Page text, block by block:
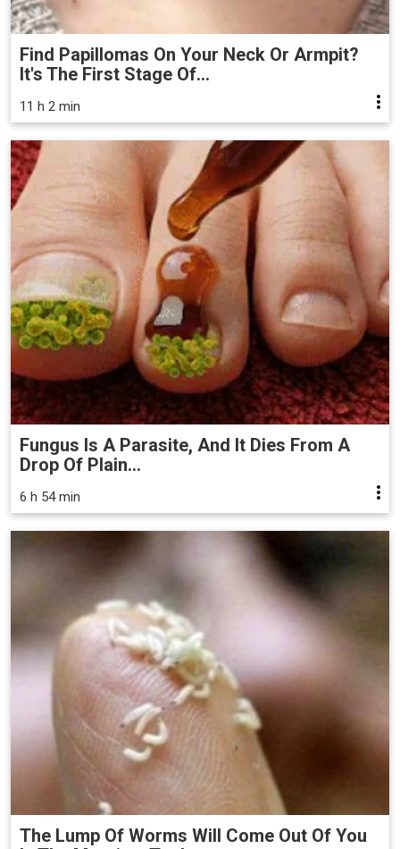
Find Papillomas On Your Neck Or Armpit?
It's The First Stage Of...
11 h 2 min
Fungus Is A Parasite, And It Dies From A
Drop Of Plain...
6 h 54 min
The Lump Of Worms Will Come Out Of You